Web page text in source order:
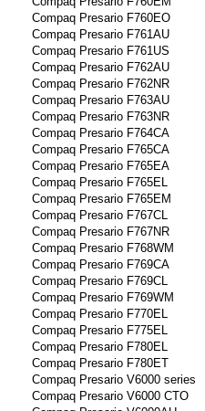
Compaq Presario F760EO
Compaq Presario F761AU
Compaq Presario F761US
Compaq Presario F762AU
Compaq Presario F762NR
Compaq Presario F763AU
Compaq Presario F763NR
Compaq Presario F764CA
Compaq Presario F765CA
Compaq Presario F765EA
Compaq Presario F765EL
Compaq Presario F765EM
Compaq Presario F767CL
Compaq Presario F767NR
Compaq Presario F768WM
Compaq Presario F769CA
Compaq Presario F769CL
Compaq Presario F769WM
Compaq Presario F770EL
Compaq Presario F775EL
Compaq Presario F780EL
Compaq Presario F780ET
Compaq Presario V6000 series
Compaq Presario V6000 CTO